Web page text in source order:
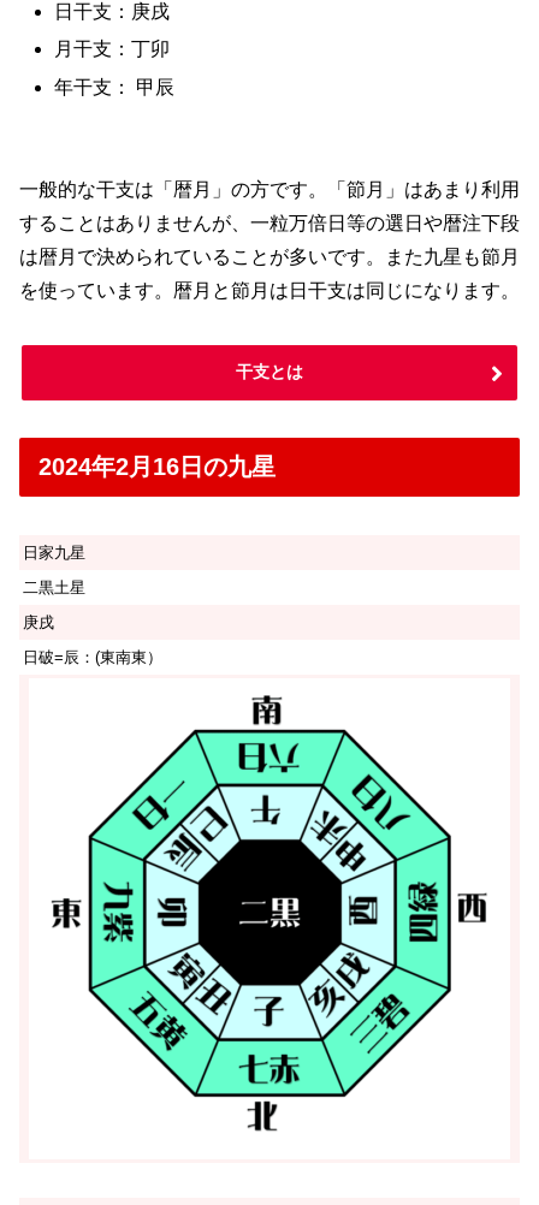
日干支：庚戌
月干支：丁卯
年干支： 甲辰
一般的な干支は「暦月」の方です。「節月」はあまり利用
することはありませんが、一粒万倍日等の選日や暦注下段
は暦月で決められていることが多いです。また九星も節月
を使っています。暦月と節月は日干支は同じになります。
干支とは
2024年2月16日の九星
日家九星
二黒土星
庚戌
日破=辰：(東南東）